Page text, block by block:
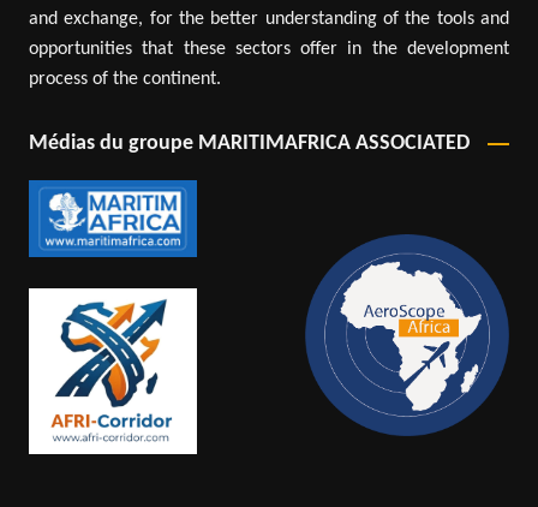
and exchange, for the better understanding of the tools and
opportunities that these sectors offer in the development
process of the continent.
Médias du groupe MARITIMAFRICA ASSOCIATED